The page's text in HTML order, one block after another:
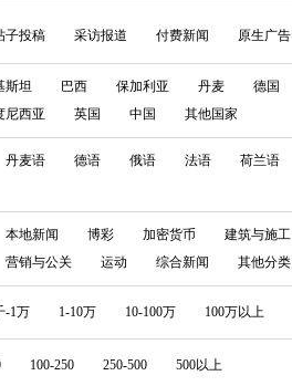
子投稿 采访报道 付费新闻 原生广告
斯坦 巴西 保加利亚 丹麦 德国
尼西亚 英国 中国 其他国家
丹麦语 德语 俄语 法语 荷兰语
本地新闻 博彩 加密货币 建筑与施工
营销与公关 运动 综合新闻 其他分类
-1万 1-10万 10-100万 100万以上
100-250 250-500 500以上